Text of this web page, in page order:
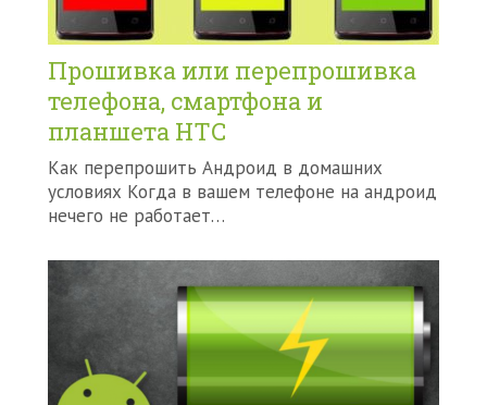
Прошивка или перепрошивка
телефона, смартфона и
планшета HTC
Как перепрошить Андроид в домашних
условиях Когда в вашем телефоне на андроид
нечего не работает…